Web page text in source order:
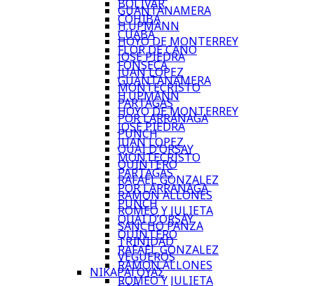
GUANTANAMERA
H.UPMANN
HOYO DE MONTERREY
JOSE PIEDRA
JUAN LOPEZ
MONTECRISTO
PARTAGAS
POR LARRANAGA
PUNCH
QUAI D’ORSAY
QUINTERO
RAFAEL GONZALEZ
RAMON ALLONES
ROMEO Y JULIETA
SANCHO PANZA
TRINIDAD
VEGUEROS
ΝΙΚΑΡΑΓΟΥΑΣ
BOLIVAR
COHIBA
CUABA
FLOR DE CANO
FONSECA
GUANTANAMERA
H.UPMANN
HOYO DE MONTERREY
JOSE PIEDRA
JUAN LOPEZ
MONTECRISTO
PARTAGAS
POR LARRANAGA
PUNCH
QUAI D’ORSAY
QUINTERO
RAFAEL GONZALEZ
RAMON ALLONES
ROMEO Y JULIETA